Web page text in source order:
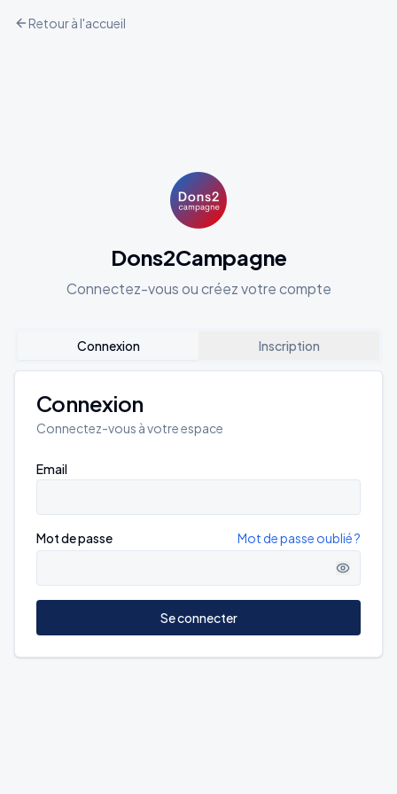
Retour à l'accueil
Dons2Campagne
Connectez-vous ou créez votre compte
Connexion Inscription
Connexion
Connectez-vous à votre espace
Email
Mot de passe Mot de passe oublié ?
Se connecter